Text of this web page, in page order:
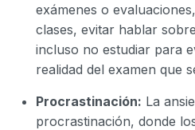
exámenes o
clases, evitar hablar
incluso no estudiar para
realidad del examen que
Procrastinación: La
procrastinación, donde